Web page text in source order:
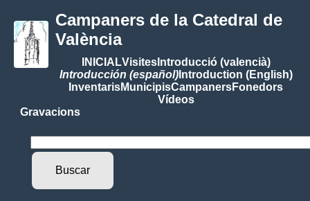
Campaners de la Catedral de
València
INICIALVisitesIntroducció (valencià)
Introducción (español)Introduction (English)
InventarisMunicipisCampanersFonedors
Vídeos
Gravacions